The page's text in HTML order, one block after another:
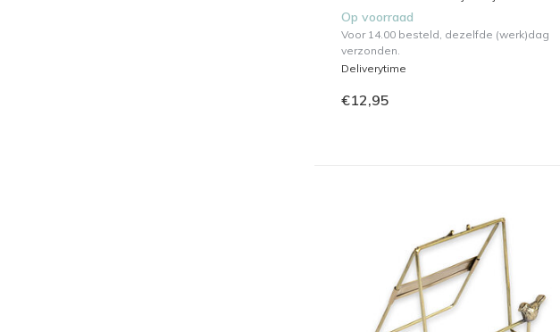
Op voorraad
Voor 14.00 besteld, dezelfde (werk)dag
verzonden.
Deliverytime
€12,95